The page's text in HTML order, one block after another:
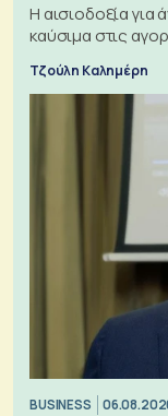
Η αισιοδοξία για
καύσιμα στις
Τζούλη Καλημέρη
BUSINESS